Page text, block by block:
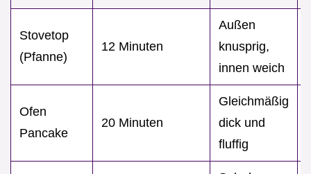
Stovetop
(Pfanne)
12 Minuten
Außen
knusprig,
innen weich
Ofen
Pancake
20 Minuten
Gleichmäßig
dick und
fluffig